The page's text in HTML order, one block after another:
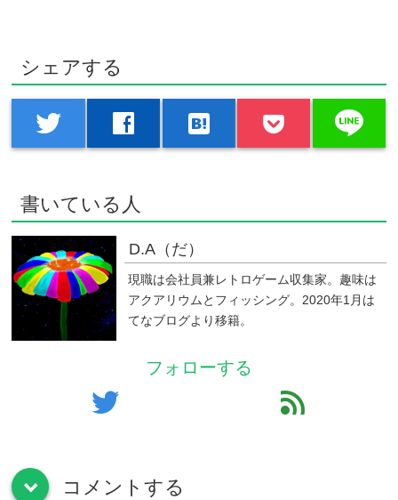
シェアする
twitter facebook hatenabookmark line
書いている人
D.A（だ）
現職は会社員兼レトロゲーム収集家。趣味は
アクアリウムとフィッシング。2020年1月は
てなブログより移籍。
フォローする
twitter feed
down コメントする